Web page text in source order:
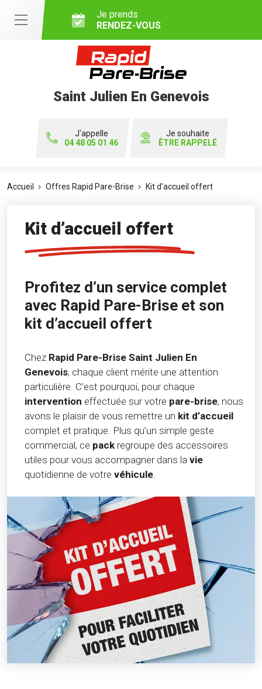
Je prends
RENDEZ-VOUS
Saint Julien En Genevois
J'appelle
04 48 05 01 46
Je souhaite
ÊTRE RAPPELÉ
Accueil Offres Rapid Pare-Brise Kit d’accueil offert
Kit d’accueil offert
Profitez d’un service complet
avec Rapid Pare-Brise et son
kit d’accueil offert
Chez Rapid Pare-Brise Saint Julien En
Genevois, chaque client mérite une attention
particulière. C’est pourquoi, pour chaque
intervention effectuée sur votre pare-brise, nous
avons le plaisir de vous remettre un kit d’accueil
complet et pratique. Plus qu’un simple geste
commercial, ce pack regroupe des accessoires
utiles pour vous accompagner dans la vie
quotidienne de votre véhicule.